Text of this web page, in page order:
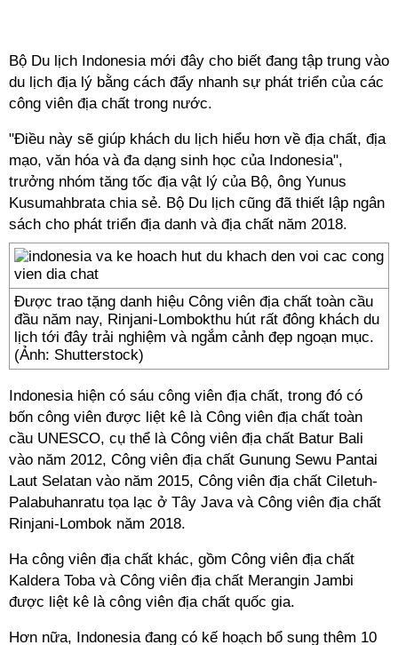
Bộ Du lịch Indonesia mới đây cho biết đang tập trung vào
du lịch địa lý bằng cách đẩy nhanh sự phát triển của các
công viên địa chất trong nước.
"Điều này sẽ giúp khách du lịch hiểu hơn về địa chất, địa
mạo, văn hóa và đa dạng sinh học của Indonesia",
trưởng nhóm tăng tốc địa vật lý của Bộ, ông Yunus
Kusumahbrata chia sẻ. Bộ Du lịch cũng đã thiết lập ngân
sách cho phát triển địa danh và địa chất năm 2018.
Được trao tặng danh hiệu Công viên địa chất toàn cầu
đầu năm nay, Rinjani-Lombokthu hút rất đông khách du
lịch tới đây trải nghiệm và ngắm cảnh đẹp ngoạn mục.
(Ảnh: Shutterstock)
Indonesia hiện có sáu công viên địa chất, trong đó có
bốn công viên được liệt kê là Công viên địa chất toàn
cầu UNESCO, cụ thể là Công viên địa chất Batur Bali
vào năm 2012, Công viên địa chất Gunung Sewu Pantai
Laut Selatan vào năm 2015, Công viên địa chất Ciletuh-
Palabuhanratu tọa lạc ở Tây Java và Công viên địa chất
Rinjani-Lombok năm 2018.
Ha công viên địa chất khác, gồm Công viên địa chất
Kaldera Toba và Công viên địa chất Merangin Jambi
được liệt kê là công viên địa chất quốc gia.
Hơn nữa, Indonesia đang có kế hoạch bổ sung thêm 10